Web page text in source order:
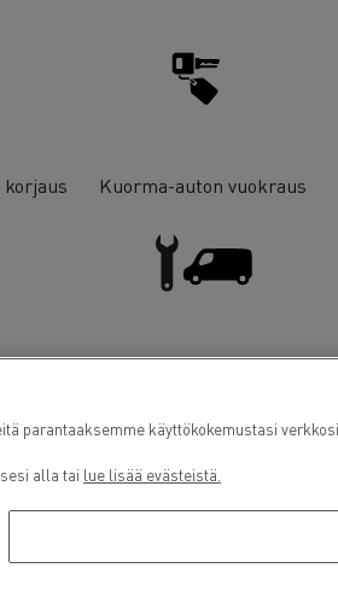
korjaus Kuorma-auton vuokraus
parantaaksemme käyttökokemustasi
alla tai lue lisää evästeistä.